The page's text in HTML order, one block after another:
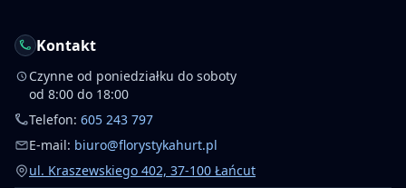
Kontakt
Czynne od poniedziałku do soboty
od 8:00 do 18:00
Telefon: 605 243 797
E-mail: biuro@florystykahurt.pl
ul. Kraszewskiego 402, 37-100 Łańcut